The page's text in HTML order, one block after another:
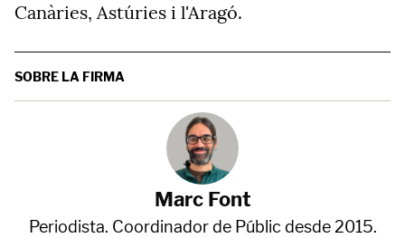
Canàries, Astúries i l'Aragó.
SOBRE LA FIRMA
Marc Font
Periodista. Coordinador de Públic desde 2015.